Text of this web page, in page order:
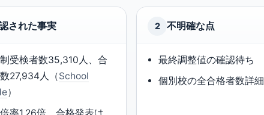
された事実
受検者数35,310人、合
27,934人（School
）
2 不明確な点
最終調整値の確認待ち
個別校の全合格者数詳細